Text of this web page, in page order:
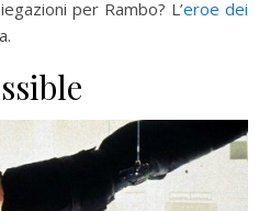
per Rambo? L’eroe dei